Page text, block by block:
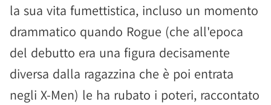
la sua vita fumettistica, incluso un momento
drammatico quando Rogue (che all'epoca
del debutto era una figura decisamente
diversa dalla ragazzina che è poi entrata
negli X-Men) le ha rubato i poteri, raccontato